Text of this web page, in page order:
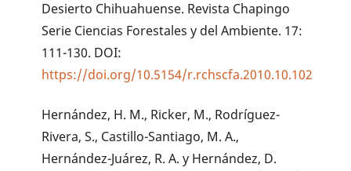
Desierto Chihuahuense. Revista Chapingo
Serie Ciencias Forestales y del Ambiente. 17:
111-130. DOI:
https://doi.org/10.5154/r.rchscfa.2010.10.102
Hernández, H. M., Ricker, M., Rodríguez-
Rivera, S., Castillo-Santiago, M. A.,
Hernández-Juárez, R. A. y Hernández, D.